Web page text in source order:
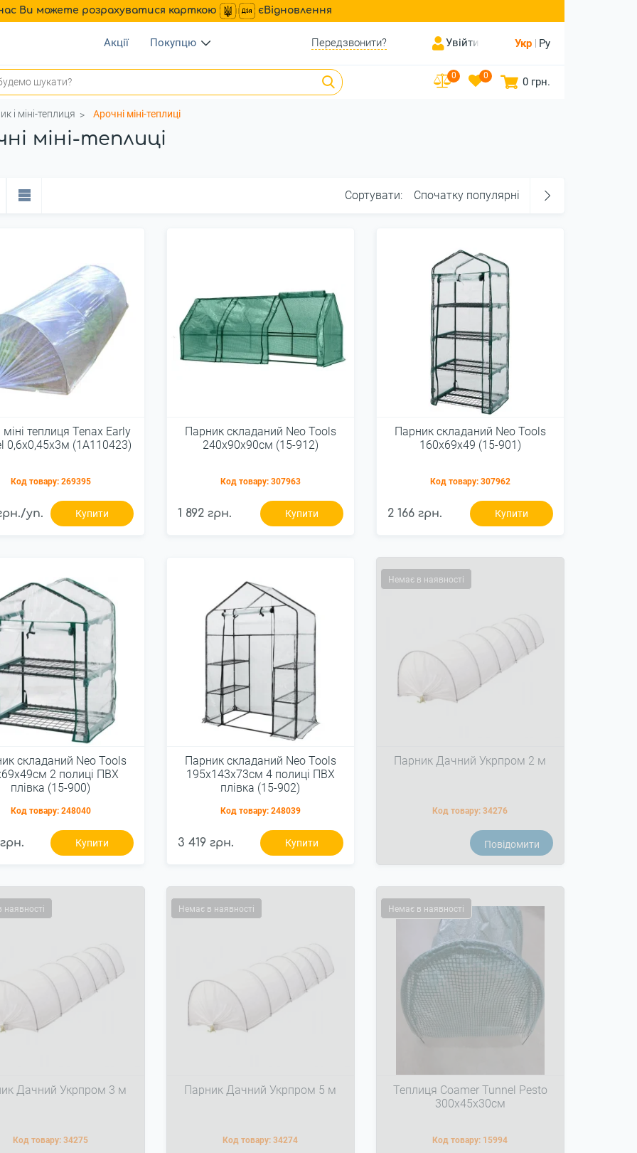
Ви можете розрахуватися карткою єВідновлення
Акції Покупцю Передзвонити? Увійти Укр Ру
0 0 0 грн.
і міні-теплиця Арочні міні-теплиці
міні-теплиці
Сортувати: Спочатку популярні
міні теплиця Tenax Early
0,6x0,45x3м (1A110423)
Код товару: 269395
уп. Купити
Парник складаний Neo Tools
240x90x90см (15-912)
Код товару: 307963
1 892 грн. Купити
Парник складаний Neo Tools
160х69х49 (15-901)
Код товару: 307962
2 166 грн. Купити
складаний Neo Tools
2 полиці ПВХ
плівка (15-900)
Код товару: 248040
Купити
Парник складаний Neo Tools
195х143х73см 4 полиці ПВХ
плівка (15-902)
Код товару: 248039
3 419 грн. Купити
Немає в наявності
Парник Дачний Укрпром 2 м
Код товару:34276
Повідомити
Дачний Укрпром 3 м
Код товару:34275
Немає в наявності
Парник Дачний Укрпром 5 м
Код товару:34274
Немає в наявності
Теплиця Coamer Tunnel Pesto
300x45x30см
Код товару: 15994